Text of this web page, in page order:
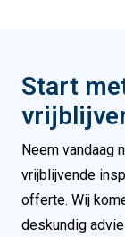
Start
Neem vandaag
vrijblijvende
offerte. Wij
deskundig